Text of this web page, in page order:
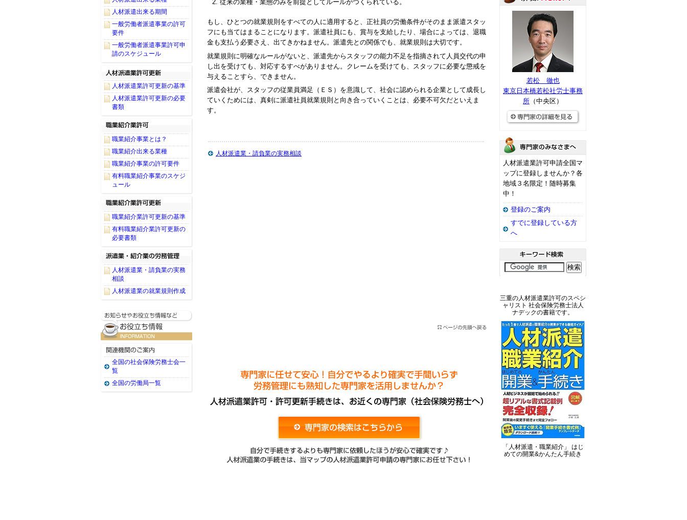
従来の業種・業態のみを前提としてルールがつくられている。
もし、ひとつの就業規則をすべての人に適用すると、正社員の労働条件がそのまま派遣スタッ
フにも当てはまることになります。派遣社員にも、賞与を支給したり、場合によっては、退職
金も支払う必要さえ、出てきかねません。派遣先との関係でも、就業規則は大切です。
就業規則に明確なルールがないと、派遣先からスタッフの能力不足を指摘されて人員交代の申
し出を受けても、対応するすべがありません。クレームを受けても、スタッフに必要な懲戒を
与えることすら、できません。
派遣会社が、スタッフの従業員満足（ＥＳ）を意識して、社会に認められる企業として成長し
ていくためには、真剣に派遣社員就業規則と向き合っていくことは、必要不可欠だといえま
す。
人材派遣業・請負業の実務相談
人材派遣出来る期間
一般労働者派遣事業の許可
要件
一般労働者派遣事業許可申
請のスケジュール
人材派遣業許可更新の基準
人材派遣業許可更新の必要
書類
職業紹介事業とは？
職業紹介出来る業種
職業紹介事業の許可要件
有料職業紹介事業のスケジ
ュール
職業紹介業許可更新の基準
有料職業紹介業許可更新の
必要書類
人材派遣業・請負業の実務
相談
人材派遣業の就業規則作成
全国の社会保険労務士会一
覧
全国の労働局一覧
若松 徹也
東京日本橋若松社労士事務
所 （中央区）
人材派遣業許可申請全国マ
ップに登録しませんか？各
地域３名限定！随時募集
中！
登録のご案内
すでに登録している方
へ
三重の人材派遣業許可のスペシ
ャリスト 社会保険労務士法人
ナデックの書籍です。
「人材派遣・職業紹介」 はじ
めての開業&かんたん手続き